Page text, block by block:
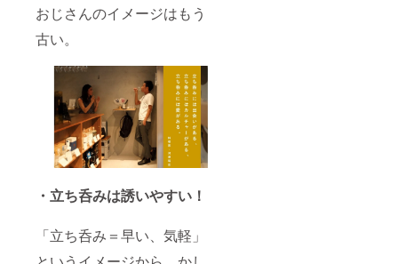
おじさんのイメージはもう
古い。
・立ち呑みは誘いやすい！
「立ち呑み＝早い、気軽」